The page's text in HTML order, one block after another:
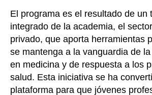
El programa es el resultado de un
integrado de la academia, el
privado, que aporta herramientas
se mantenga a la vanguardia de
en medicina y de respuesta a los
salud. Esta iniciativa se ha
plataforma para que jóvenes